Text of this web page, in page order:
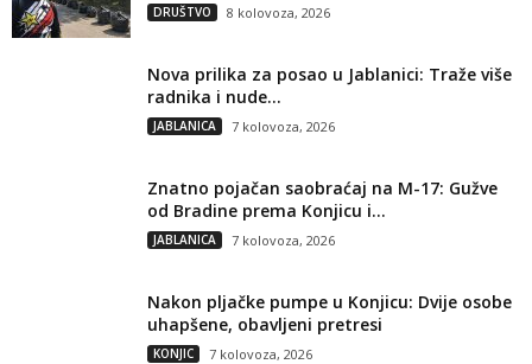
DRUŠTVO 8 kolovoza, 2026
Nova prilika za posao u Jablanici: Traže više
radnika i nude...
JABLANICA 7 kolovoza, 2026
Znatno pojačan saobraćaj na M-17: Gužve
od Bradine prema Konjicu i...
JABLANICA 7 kolovoza, 2026
Nakon pljačke pumpe u Konjicu: Dvije osobe
uhapšene, obavljeni pretresi
KONJIC 7 kolovoza, 2026